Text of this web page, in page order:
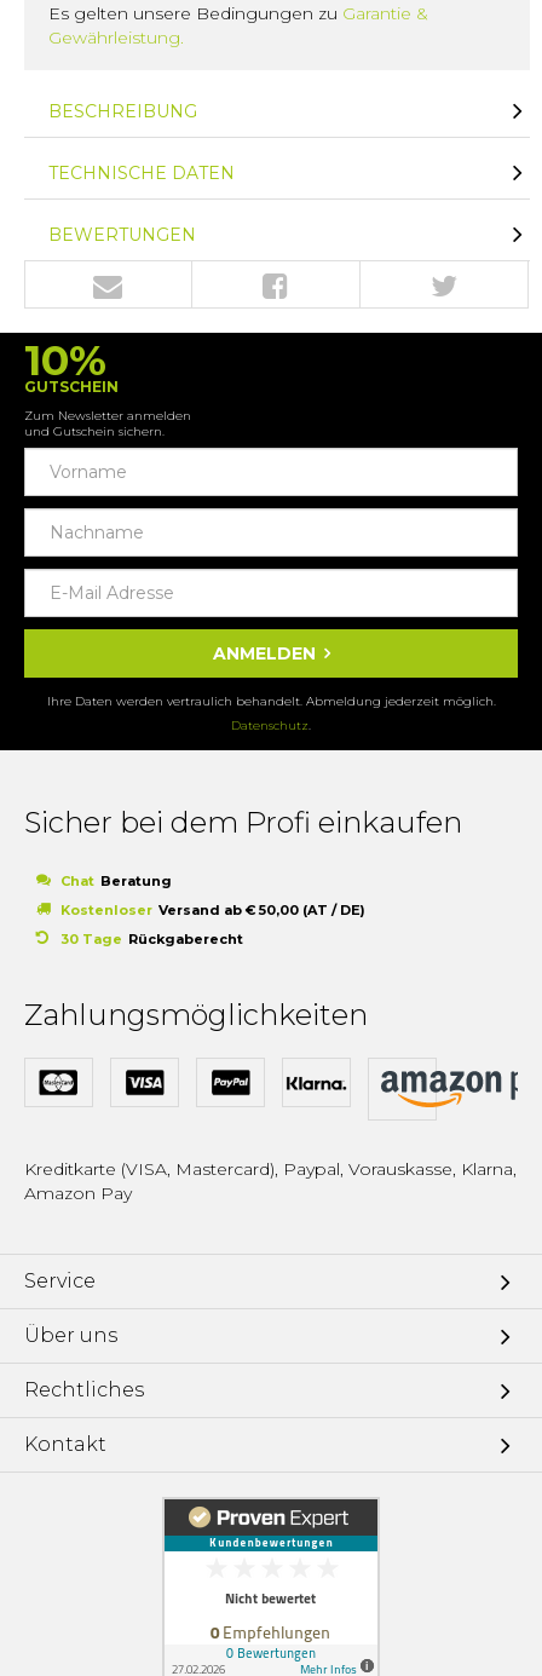
Es gelten unsere Bedingungen zu Garantie &
Gewährleistung.
BESCHREIBUNG
TECHNISCHE DATEN
BEWERTUNGEN
10%
GUTSCHEIN
Zum Newsletter anmelden
und Gutschein sichern.
ANMELDEN
Ihre Daten werden vertraulich behandelt. Abmeldung jederzeit möglich.
Datenschutz.
Sicher bei dem Profi einkaufen
Chat Beratung
Kostenloser Versand ab € 50,00 (AT / DE)
30 Tage Rückgaberecht
Zahlungsmöglichkeiten
Kreditkarte (VISA, Mastercard), Paypal, Vorauskasse, Klarna,
Amazon Pay
Service
Über uns
Rechtliches
Kontakt